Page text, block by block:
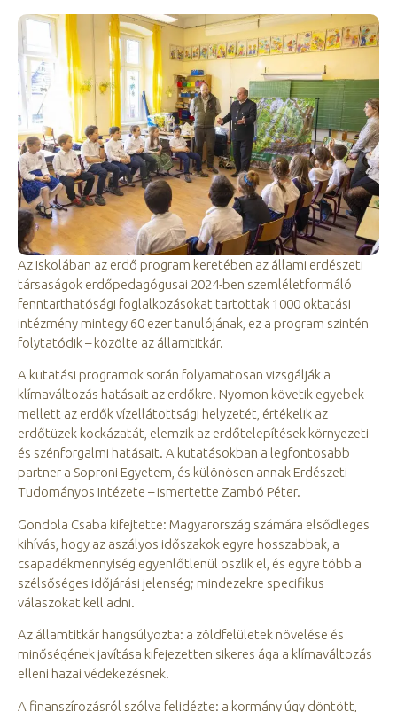
Az Iskolában az erdő program keretében az állami erdészeti
társaságok erdőpedagógusai 2024-ben szemléletformáló
fenntarthatósági foglalkozásokat tartottak 1000 oktatási
intézmény mintegy 60 ezer tanulójának, ez a program szintén
folytatódik – közölte az államtitkár.
A kutatási programok során folyamatosan vizsgálják a
klímaváltozás hatásait az erdőkre. Nyomon követik egyebek
mellett az erdők vízellátottsági helyzetét, értékelik az
erdőtüzek kockázatát, elemzik az erdőtelepítések környezeti
és szénforgalmi hatásait. A kutatásokban a legfontosabb
partner a Soproni Egyetem, és különösen annak Erdészeti
Tudományos Intézete – ismertette Zambó Péter.
Gondola Csaba kifejtette: Magyarország számára elsődleges
kihívás, hogy az aszályos időszakok egyre hosszabbak, a
csapadékmennyiség egyenlőtlenül oszlik el, és egyre több a
szélsőséges időjárási jelenség; mindezekre specifikus
válaszokat kell adni.
Az államtitkár hangsúlyozta: a zöldfelületek növelése és
minőségének javítása kifejezetten sikeres ága a klímaváltozás
elleni hazai védekezésnek.
A finanszírozásról szólva felidézte: a kormány úgy döntött,